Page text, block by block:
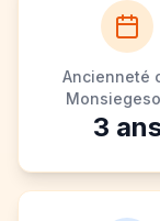
Ancienneté
3